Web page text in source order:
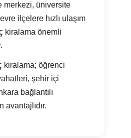
merkezi, üniversite
ilçelere hızlı ulaşım
kiralama önemli
kiralama; öğrenci
şehir içi
bağlantılı
avantajlıdır.